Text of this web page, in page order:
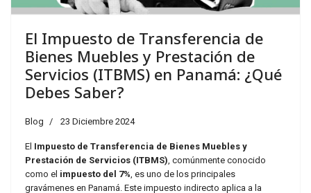
El Impuesto de Transferencia de
Bienes Muebles y Prestación de
Servicios (ITBMS) en Panamá: ¿Qué
Debes Saber?
Blog 23 Diciembre 2024
El Impuesto de Transferencia de Bienes Muebles y
Prestación de Servicios (ITBMS), comúnmente conocido
como el impuesto del 7%, es uno de los principales
gravámenes en Panamá. Este impuesto indirecto aplica a la